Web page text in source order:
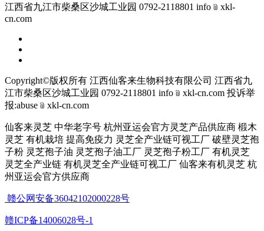
江西省九江市柴桑区沙城工业园 0792-2118801 info﹫xkl-
cn.com
Copyright©版权所有 江西仙客来生物科技有限公司 江西省九
江市柴桑区沙城工业园 0792-2118801 info﹫xkl-cn.com 投诉举
报:abuse﹫xkl-cn.com
仙客来灵芝 中华老字号 杭州亚运会官方灵芝产品供应商 椴木
灵芝 有机栽培 提高免疫力 灵芝全产业链可视工厂 破壁灵芝孢
子粉 灵芝孢子油 灵芝孢子油工厂 灵芝孢子粉工厂 有机灵芝
灵芝全产业链 有机灵芝全产业链可视工厂 仙客来有机灵芝 杭
州亚运会官方供应商
赣公网安备36042102000228号
赣ICP备14006028号-1